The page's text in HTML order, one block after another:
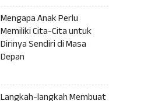
Mengapa Anak Perlu
Memiliki Cita-Cita untuk
Dirinya Sendiri di Masa
Depan